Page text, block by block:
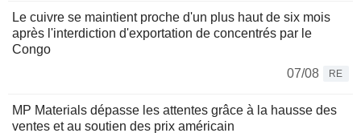
Le cuivre se maintient proche d'un plus haut de six mois
après l'interdiction d'exportation de concentrés par le
Congo
07/08
RE
MP Materials dépasse les attentes grâce à la hausse des
ventes et au soutien des prix américain